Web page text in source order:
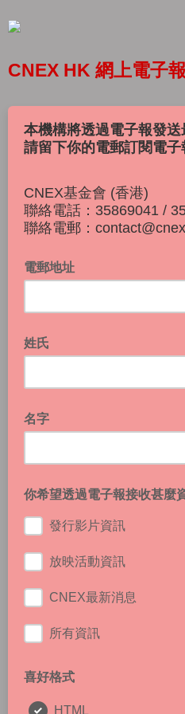
CNEX HK 網上電子
本機構將透過電子報發送
請留下你的電郵訂閱電子
CNEX基金會 (香港)
聯絡電話：35869041 /
聯絡電郵：
電郵地址
姓氏
名字
你希望透過電子報接收甚麼
發行影片資訊
放映活動資訊
CNEX最新消息
所有資訊
喜好格式
HTML